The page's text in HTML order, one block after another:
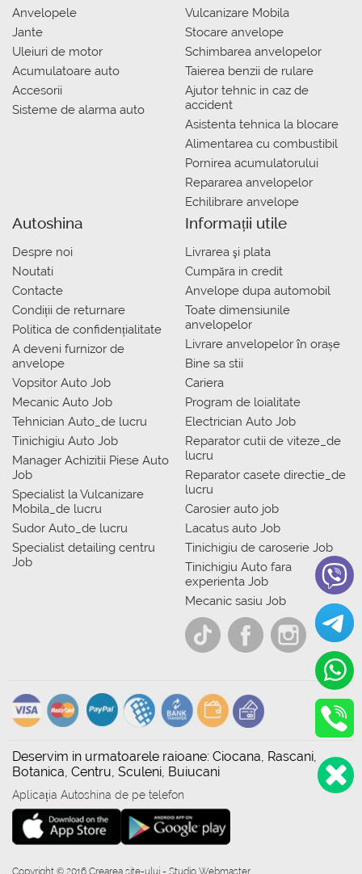
Anvelopele
Jante
Uleiuri de motor
Acumulatoare auto
Accesorii
Sisteme de alarma auto
Vulcanizare Mobila
Stocare anvelope
Schimbarea anvelopelor
Taierea benzii de rulare
Ajutor tehnic in caz de
accident
Asistenta tehnica la blocare
Alimentarea cu combustibil
Pornirea acumulatorului
Repararea anvelopelor
Echilibrare anvelope
Autoshina
Despre noi
Noutati
Contacte
Condiții de returnare
Politica de confidențialitate
A deveni furnizor de
anvelope
Vopsitor Auto Job
Mecanic Auto Job
Tehnician Auto_de lucru
Tinichigiu Auto Job
Manager Achizitii Piese Auto
Job
Specialist la Vulcanizare
Mobila_de lucru
Sudor Auto_de lucru
Specialist detailing centru
Job
Informații utile
Livrarea şi plata
Сumpăra in credit
Anvelope dupa automobil
Toate dimensiunile
anvelopelor
Livrare anvelopelor în orașe
Bine sa stii
Cariera
Program de loialitate
Electrician Auto Job
Reparator cutii de viteze_de
lucru
Reparator casete directie_de
lucru
Carosier auto job
Lacatus auto Job
Tinichigiu de caroserie Job
Tinichigiu Auto fara
experienta Job
Mecanic sasiu Job
Deservim in urmatoarele raioane: Ciocana, Rascani,
Botanica, Centru, Sculeni, Buiucani
Aplicația Autoshina de pe telefon
Copyright © 2016 Crearea site-ului - Studio Webmaster